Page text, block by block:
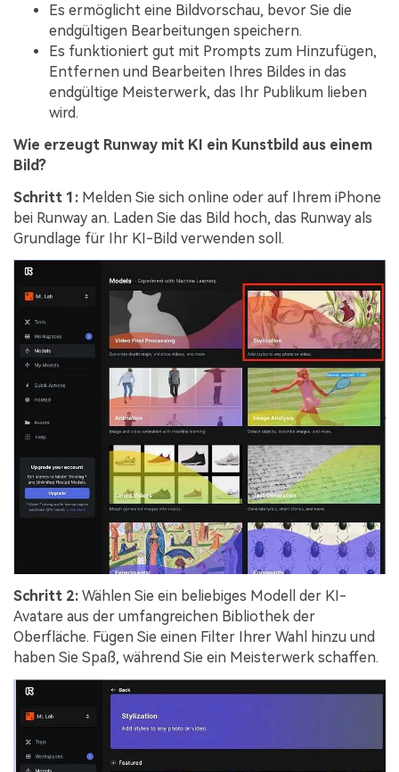
Es ermöglicht eine Bildvorschau, bevor Sie die
endgültigen Bearbeitungen speichern.
Es funktioniert gut mit Prompts zum Hinzufügen,
Entfernen und Bearbeiten Ihres Bildes in das
endgültige Meisterwerk, das Ihr Publikum lieben
wird.
Wie erzeugt Runway mit KI ein Kunstbild aus einem
Bild?
Schritt 1: Melden Sie sich online oder auf Ihrem iPhone
bei Runway an. Laden Sie das Bild hoch, das Runway als
Grundlage für Ihr KI-Bild verwenden soll.
Schritt 2: Wählen Sie ein beliebiges Modell der KI-
Avatare aus der umfangreichen Bibliothek der
Oberfläche. Fügen Sie einen Filter Ihrer Wahl hinzu und
haben Sie Spaß, während Sie ein Meisterwerk schaffen.